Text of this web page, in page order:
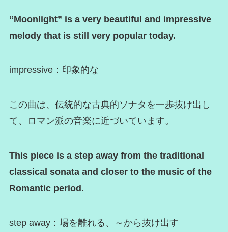
“Moonlight” is a very beautiful and impressive
melody that is still very popular today.
impressive：印象的な
この曲は、伝統的な古典的ソナタを一歩抜け出し
て、ロマン派の音楽に近づいています。
This piece is a step away from the traditional
classical sonata and closer to the music of the
Romantic period.
step away：場を離れる、～から抜け出す